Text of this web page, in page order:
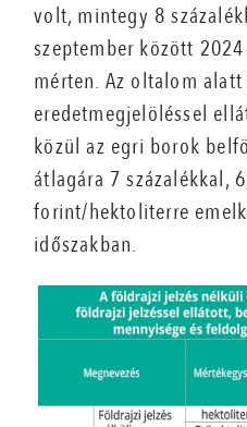
volt, mintegy 8
szeptember között
mérten. Az oltalom
eredetmegjelöléssel
közül az egri borok
átlagára 7 százalékkal,
forint/hektoliterre
időszakban.